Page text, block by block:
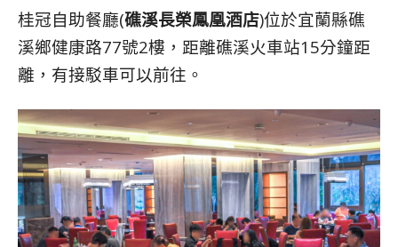
桂冠自助餐廳(礁溪長榮鳳凰酒店)位於宜蘭縣礁
溪鄉健康路77號2樓，距離礁溪火車站15分鐘距
離，有接駁車可以前往。